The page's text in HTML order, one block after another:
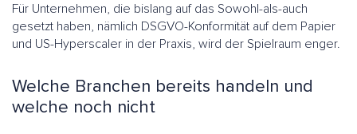
Für Unternehmen, die bislang auf das Sowohl-als-auch
gesetzt haben, nämlich DSGVO-Konformität auf dem Papier
und US-Hyperscaler in der Praxis, wird der Spielraum enger.
Welche Branchen bereits handeln und
welche noch nicht